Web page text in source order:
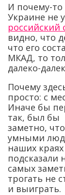
И почему-
Украине не
российский
видно, что
что его
МКАД, то
далеко-
Почему
просто: с
Иначе бы
так, был бы
заметно,
умными
наших
подсказали
самых
трогать не
и выиграть.